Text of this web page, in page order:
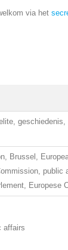
via het
geschiedenis,
Brussel,
public
Europese
affairs